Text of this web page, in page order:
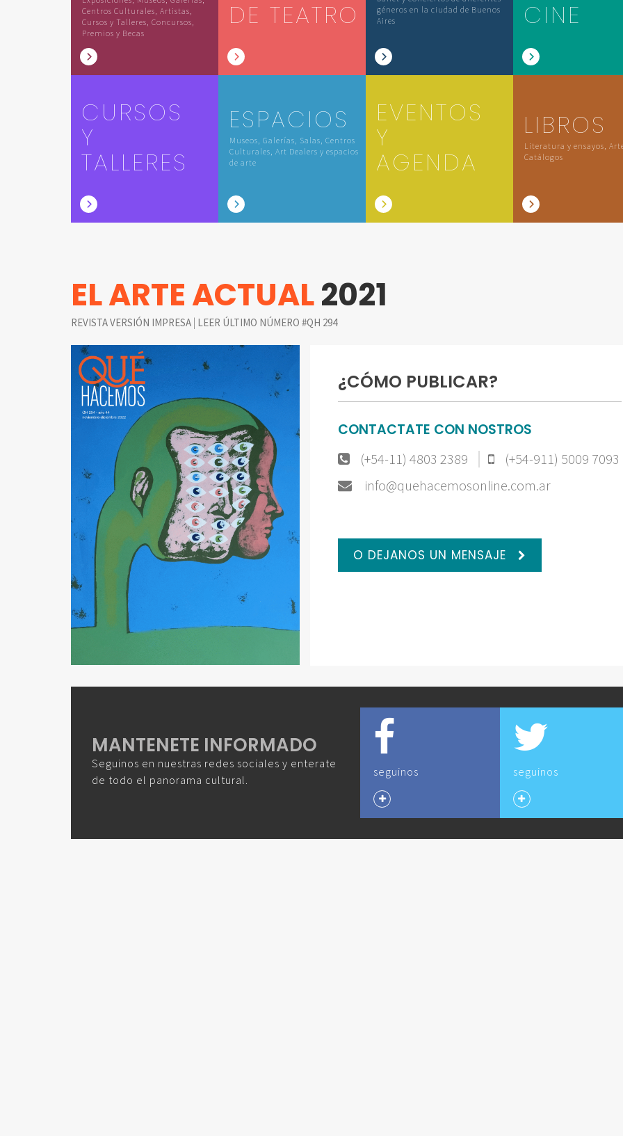
Centros Culturales, Artistas,
Cursos y Talleres, Concursos,
Premios y Becas
DE TEATRO
géneros en la ciudad de Buenos
Aires
CINE
CURSOS
Y
TALLERES
ESPACIOS
Museos, Galerías, Salas, Centros
Culturales, Art Dealers y espacios
de arte
EVENTOS
Y
AGENDA
LIBROS
Literatura y ensayos,
Catálogos
EL ARTE ACTUAL2021
REVISTA VERSIÓN IMPRESA | LEER ÚLTIMO NÚMERO #QH 294
¿CÓMO PUBLICAR?
CONTACTATE CON NOSTROS
(+54-11) 4803 2389
(+54-911) 5009 7093
info@quehacemosonline.com.ar
O DEJANOS UN MENSAJE
MANTENETE INFORMADO
Seguinos en nuestras redes sociales y enterate
de todo el panorama cultural.
seguinos seguinos